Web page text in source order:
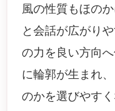
風の性質もほの
と会話が広がり
の力を良い方向
に輪郭が生まれ
のかを選びやす